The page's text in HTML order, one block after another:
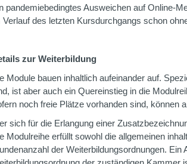
pandemiebedingtes Ausweichen auf Online-
Verlauf des letzten Kursdurchgangs schon
zur Weiterbildung
Module bauen inhaltlich aufeinander auf.
ist aber auch ein Quereinstieg in die
noch freie Plätze vorhanden sind, können
sich für die Erlangung einer
Modulreihe erfüllt sowohl die allgemeinen
der Weiterbildungsordnungen. Ein